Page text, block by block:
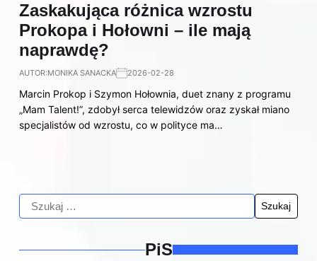
Zaskakująca różnica wzrostu
Prokopa i Hołowni – ile mają
naprawdę?
AUTOR:MONIKA SANACKA 2026-02-28
Marcin Prokop i Szymon Hołownia, duet znany z programu
„Mam Talent!”, zdobył serca telewidzów oraz zyskał miano
specjalistów od wzrostu, co w polityce ma…
PiS